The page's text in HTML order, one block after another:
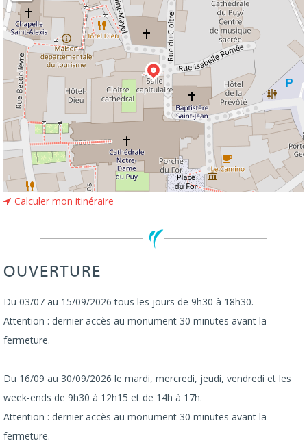
Calculer mon itinéraire
OUVERTURE
Du 03/07 au 15/09/2026 tous les jours de 9h30 à 18h30.
Attention : dernier accès au monument 30 minutes avant la
fermeture.
Du 16/09 au 30/09/2026 le mardi, mercredi, jeudi, vendredi et les
week-ends de 9h30 à 12h15 et de 14h à 17h.
Attention : dernier accès au monument 30 minutes avant la
fermeture.